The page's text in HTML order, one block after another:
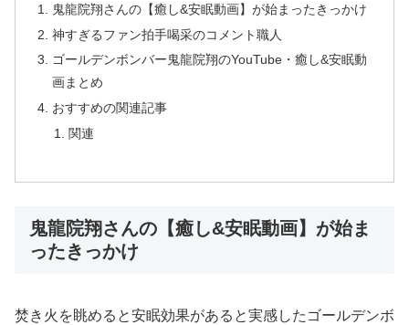
鬼龍院翔さんの【癒し&安眠動画】が始まったきっかけ
神すぎるファン拍手喝采のコメント職人
ゴールデンボンバー鬼龍院翔のYouTube・癒し&安眠動
画まとめ
おすすめの関連記事
関連
鬼龍院翔さんの【癒し&安眠動画】が始ま
ったきっかけ
焚き火を眺めると安眠効果があると実感したゴールデンボ